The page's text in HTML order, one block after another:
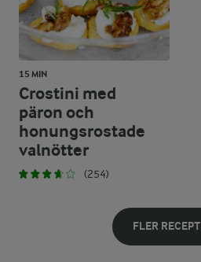
15 MIN
Crostini med
päron och
honungsrostade
valnötter
(254)
FLER RECEPT